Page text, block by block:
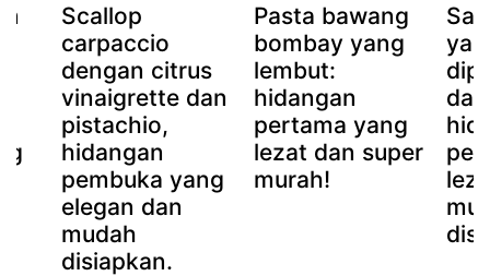
Scallop
carpaccio
dengan citrus
vinaigrette dan
pistachio,
hidangan
pembuka yang
elegan dan
mudah
disiapkan.
Pasta bawang
bombay yang
lembut:
hidangan
pertama yang
lezat dan super
murah!